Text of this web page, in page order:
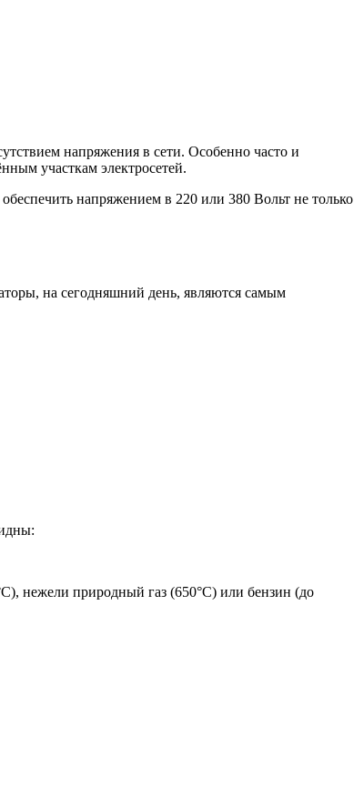
напряжения в сети. Особенно часто и
участкам электросетей.
напряжением в 220 или 380 Вольт не только
на сегодняшний день, являются самым
нежели природный газ (650°С) или бензин (до